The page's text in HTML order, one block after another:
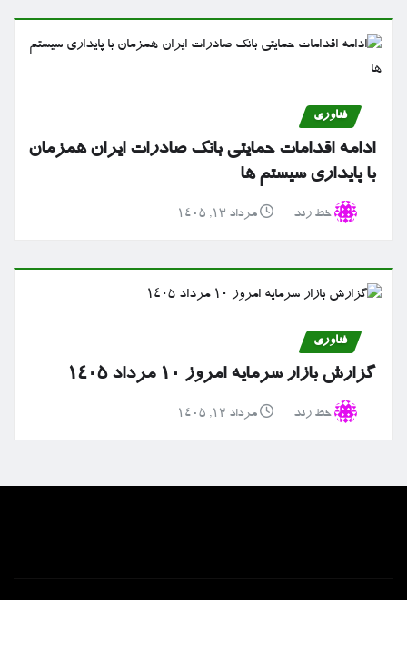
فناوری
ادامه اقدامات حمایتی بانک صادرات ایران همزمان
با پایداری سیستم ها
خط رند مرداد ۱۳, ۱۴۰۵
فناوری
گزارش بازار سرمایه امروز ۱۰ مرداد ۱۴۰۵
خط رند مرداد ۱۲, ۱۴۰۵